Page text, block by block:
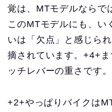
覚は、MTモデルならで
このMTモデルにも、い
いは「欠点」と感じら
摘されています。+4+
ッチレバーの重さです
+2+やっぱりバイクは